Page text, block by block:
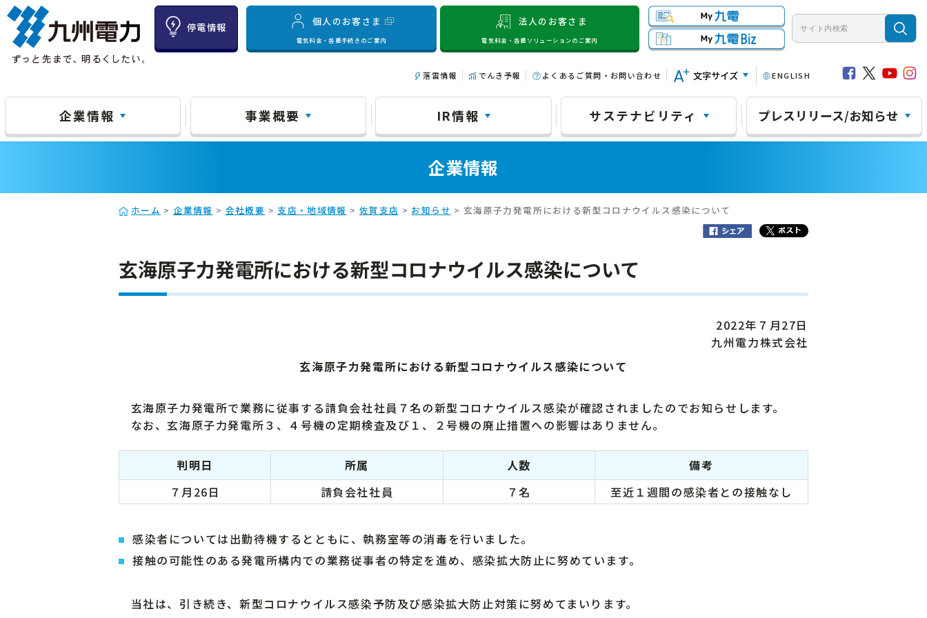
停電情報
個人のお客さま
電気料金・各種手続きのご案内
法人のお客さま
電気料金・各種ソリューションのご案内
落雷情報 でんき予報 よくあるご質問・お問い合わせ 文字サイズ ENGLISH
企業情報 事業概要 IR情報 サステナビリティ プレスリリース/お知らせ
企業情報
ホーム > 企業情報 > 会社概要 > 支店・地域情報 > 佐賀支店 > お知らせ > 玄海原子力発電所における新型コロナウイルス感染について
玄海原子力発電所における新型コロナウイルス感染について
2022年７月27日
九州電力株式会社
玄海原子力発電所における新型コロナウイルス感染について
玄海原子力発電所で業務に従事する請負会社社員７名の新型コロナウイルス感染が確認されましたのでお知らせします。
なお、玄海原子力発電所３、４号機の定期検査及び１、２号機の廃止措置への影響はありません。
判明日 所属 人数
備考
７月26日
請負会社社員 ７名 至近１週間の感染者との接触なし
感染者については出勤待機するとともに、執務室等の消毒を行いました。
接触の可能性のある発電所構内での業務従事者の特定を進め、感染拡大防止に努めています。
当社は、引き続き、新型コロナウイルス感染予防及び感染拡大防止対策に努めてまいります。